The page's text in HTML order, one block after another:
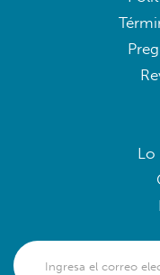
Lo